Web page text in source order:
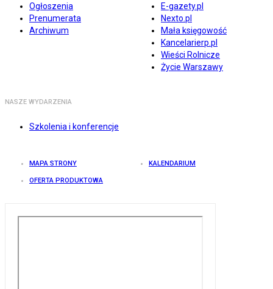
Ogłoszenia
Prenumerata
Archiwum
E-gazety.pl
Nexto.pl
Mała księgowość
Kancelarierp.pl
Wieści Rolnicze
Życie Warszawy
NASZE WYDARZENIA
Szkolenia i konferencje
MAPA STRONY KALENDARIUM
OFERTA PRODUKTOWA